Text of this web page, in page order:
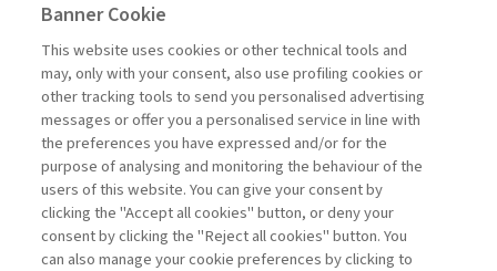
HIGHLIGHTS
ASPETTI ORGANIZZATIVI NELLA
TRANSIZIONE ...
di Andrea Ciacci e Lara Penco
La consultazione dei libri è riservata esclusivamente
Banner Cookie
This website uses cookies or other technical tools and
may, only with your consent, also use profiling cookies or
other tracking tools to send you personalised advertising
messages or offer you a personalised service in line with
the preferences you have expressed and/or for the
purpose of analysing and monitoring the behaviour of the
users of this website. You can give your consent by
clicking the "Accept all cookies" button, or deny your
consent by clicking the "Reject all cookies" button. You
can also manage your cookie preferences by clicking to